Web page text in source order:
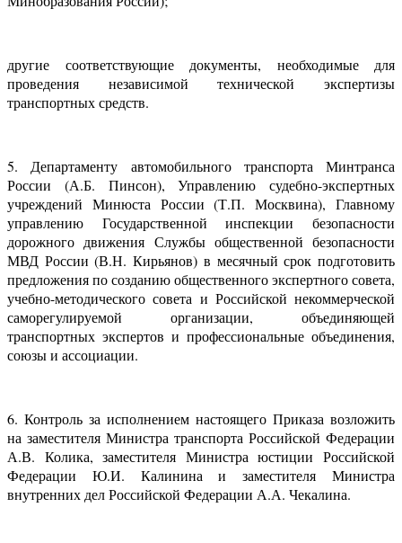
другие соответствующие документы, необходимые для
проведения независимой технической экспертизы
транспортных средств.
5. Департаменту автомобильного транспорта Минтранса
России (А.Б. Пинсон), Управлению судебно-экспертных
учреждений Минюста России (Т.П. Москвина), Главному
управлению Государственной инспекции безопасности
дорожного движения Службы общественной безопасности
МВД России (В.Н. Кирьянов) в месячный срок подготовить
предложения по созданию общественного экспертного совета,
учебно-методического совета и Российской некоммерческой
саморегулируемой организации, объединяющей
транспортных экспертов и профессиональные объединения,
союзы и ассоциации.
6. Контроль за исполнением настоящего Приказа возложить
на заместителя Министра транспорта Российской Федерации
А.В. Колика, заместителя Министра юстиции Российской
Федерации Ю.И. Калинина и заместителя Министра
внутренних дел Российской Федерации А.А. Чекалина.